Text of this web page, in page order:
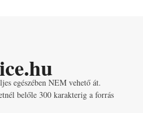
egészében NEM vehető át.
belőle 300 karakterig a forrás